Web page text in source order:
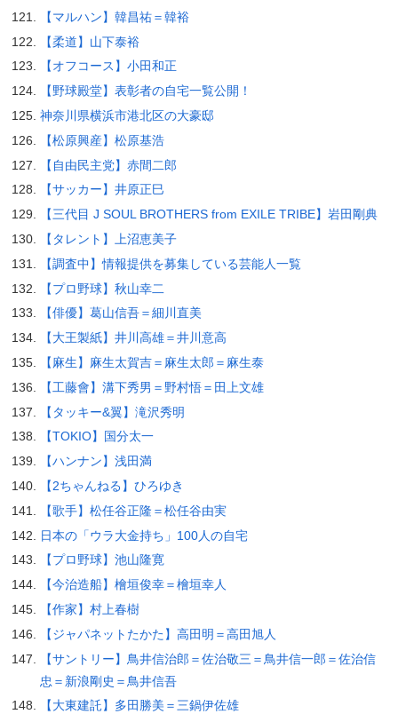
【マルハン】韓昌祐＝韓裕
【柔道】山下泰裕
【オフコース】小田和正
【野球殿堂】表彰者の自宅一覧公開！
神奈川県横浜市港北区の大豪邸
【松原興産】松原基浩
【自由民主党】赤間二郎
【サッカー】井原正巳
【三代目 J SOUL BROTHERS from EXILE TRIBE】岩田剛典
【タレント】上沼恵美子
【調査中】情報提供を募集している芸能人一覧
【プロ野球】秋山幸二
【俳優】葛山信吾＝細川直美
【大王製紙】井川高雄＝井川意高
【麻生】麻生太賀吉＝麻生太郎＝麻生泰
【工藤會】溝下秀男＝野村悟＝田上文雄
【タッキー&翼】滝沢秀明
【TOKIO】国分太一
【ハンナン】浅田満
【2ちゃんねる】ひろゆき
【歌手】松任谷正隆＝松任谷由実
日本の「ウラ大金持ち」100人の自宅
【プロ野球】池山隆寛
【今治造船】檜垣俊幸＝檜垣幸人
【作家】村上春樹
【ジャパネットたかた】高田明＝高田旭人
【サントリー】鳥井信治郎＝佐治敬三＝鳥井信一郎＝佐治信
忠＝新浪剛史＝鳥井信吾
【大東建託】多田勝美＝三鍋伊佐雄